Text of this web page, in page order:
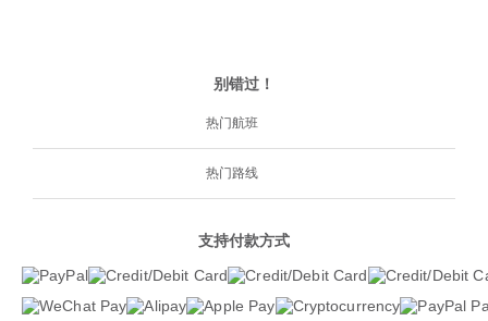
别错过！
热门航班
热门路线
支持付款方式